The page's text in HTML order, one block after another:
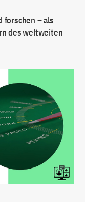
forschen – als
des weltweiten